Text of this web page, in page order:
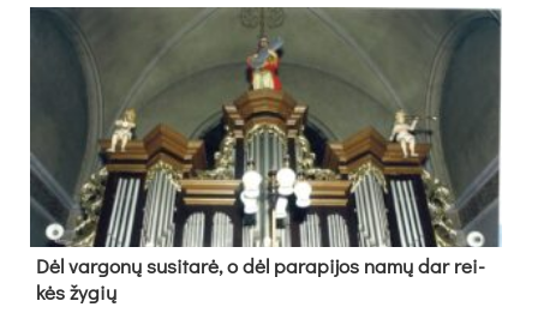
Dėl var­go­nų su­si­ta­rė, o dėl pa­ra­pi­jos na­mų dar rei­
kės žy­gių